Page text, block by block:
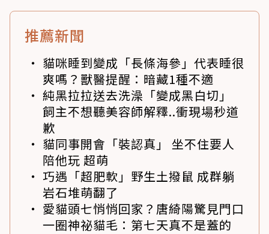
推薦新聞
貓咪睡到變成「長條海參」代表睡很
爽嗎？獸醫提醒：暗藏1種不適
純黑拉拉送去洗澡「變成黑白切」
飼主不想聽美容師解釋..衝現場秒道
歉
貓同事開會「裝認真」 坐不住要人
陪他玩 超萌
巧遇「超肥軟」野生土撥鼠 成群躺
岩石堆萌翻了
愛貓頭七悄悄回家？唐綺陽驚見門口
一圈神祕貓毛：第七天真不是蓋的